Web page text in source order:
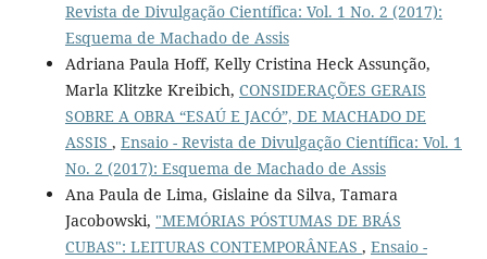
Revista de Divulgação Científica: Vol. 1 No. 2 (2017):
Esquema de Machado de Assis
Adriana Paula Hoff, Kelly Cristina Heck Assunção,
Marla Klitzke Kreibich, CONSIDERAÇÕES GERAIS
SOBRE A OBRA “ESAÚ E JACÓ”, DE MACHADO DE
ASSIS , Ensaio - Revista de Divulgação Científica: Vol. 1
No. 2 (2017): Esquema de Machado de Assis
Ana Paula de Lima, Gislaine da Silva, Tamara
Jacobowski, "MEMÓRIAS PÓSTUMAS DE BRÁS
CUBAS": LEITURAS CONTEMPORÂNEAS , Ensaio -